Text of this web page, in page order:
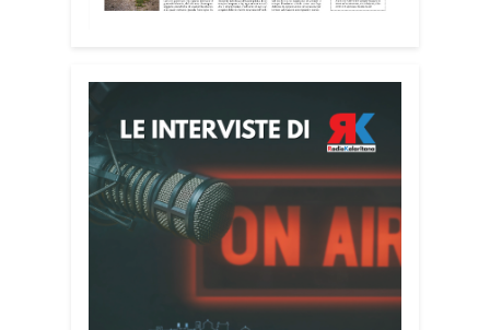
Attenzione alle telefonate
Una pubblicazione di servizio dedicata
alla prevenzione delle truffe ai danni
degli anziani e delle persone più fragili.
Vademecum contro le truffe,
Passi di Speranzae da anni